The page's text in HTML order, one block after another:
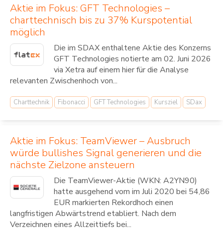
Aktie im Fokus: GFT Technologies –
charttechnisch bis zu 37% Kurspotential
möglich
Die im SDAX enthaltene Aktie des Konzerns
GFT Technologies notierte am 02. Juni 2026
via Xetra auf einem hier für die Analyse
relevanten Zwischenhoch von...
Charttechnik Fibonacci GFT Technologies Kursziel SDax
Aktie im Fokus: TeamViewer – Ausbruch
würde bullishes Signal generieren und die
nächste Zielzone ansteuern
Die TeamViewer-Aktie (WKN: A2YN90)
hatte ausgehend vom im Juli 2020 bei 54,86
EUR markierten Rekordhoch einen
langfristigen Abwärtstrend etabliert. Nach dem
Verzeichnen eines Allzeittiefs bei...